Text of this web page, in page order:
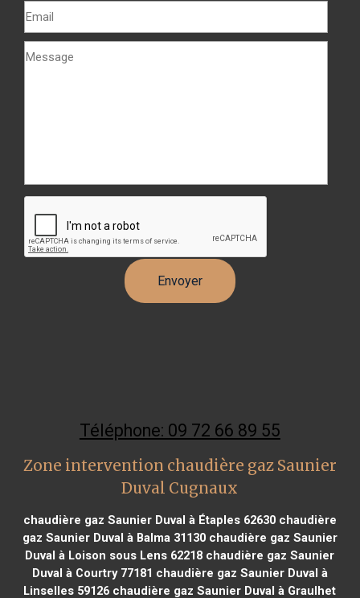
Téléphone: 09 72 66 89 55
Zone intervention chaudière gaz Saunier
Duval Cugnaux
chaudière gaz Saunier Duval à Étaples 62630chaudière
gaz Saunier Duval à Balma 31130chaudière gaz Saunier
Duval à Loison sous Lens 62218 chaudière gaz Saunier
Duval à Courtry 77181 chaudière gaz Saunier Duval à
Linselles 59126 chaudière gaz Saunier Duval à Graulhet